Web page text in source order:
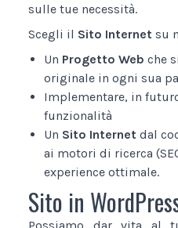
sulle tue necessità.
Scegli il Sito Internet su
Un Progetto Web che
originale in ogni sua
Implementare, in
funzionalità
Un Sito Internet dal
ai motori di ricerca
experience ottimale.
Sito in
Possiamo dar vita al